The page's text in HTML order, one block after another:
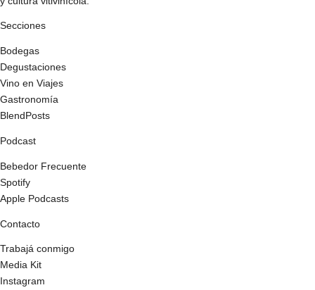
Secciones
Bodegas
Degustaciones
Vino en Viajes
Gastronomía
BlendPosts
Podcast
Bebedor Frecuente
Spotify
Apple Podcasts
Contacto
Trabajá conmigo
Media Kit
Instagram